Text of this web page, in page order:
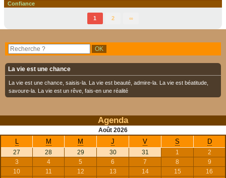
Confiance
1 2 ∞
La vie est une chance
La vie est une chance, saisis-la. La vie est beauté, admire-la. La vie est béatitude,
savoure-la. La vie est un rêve, fais-en une réalité
Agenda
Août 2026
L M M J V S D
27 28 29 30 31 1
2
3
4 5 6 7 8
9
10
11 12 13 14 15
16